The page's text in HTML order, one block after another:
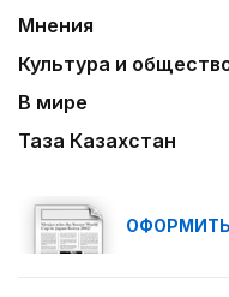
Мнения
Культура и
В мире
Таза Казахстан